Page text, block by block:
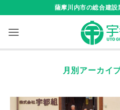
content
薩摩川内市の総合建設
月別アーカイ